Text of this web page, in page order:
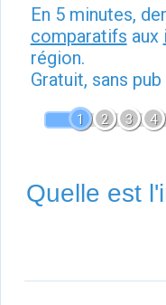
En 5 minutes,
comparatifs aux
région.
Gratuit, sans
1 2 3 4
Quelle est